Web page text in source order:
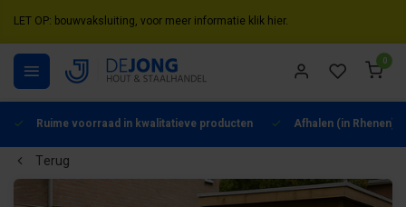
LET OP: bouwvaksluiting, voor meer informatie klik hier.
0
Ruime voorraad in kwalitatieve producten Afhalen (in Rhenen)
Terug